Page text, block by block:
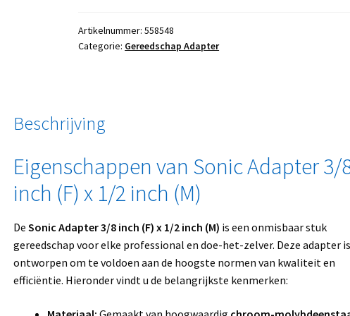
Artikelnummer:558548
Categorie: Gereedschap Adapter
Beschrijving
Eigenschappen van Sonic Adapter 3/
inch (F) x 1/2 inch (M)
De Sonic Adapter 3/8 inch (F) x 1/2 inch (M) is een onmisbaar stuk
gereedschap voor elke professional en doe-het-zelver. Deze adapter is
ontworpen om te voldoen aan de hoogste normen van kwaliteit en
efficiëntie. Hieronder vindt u de belangrijkste kenmerken: